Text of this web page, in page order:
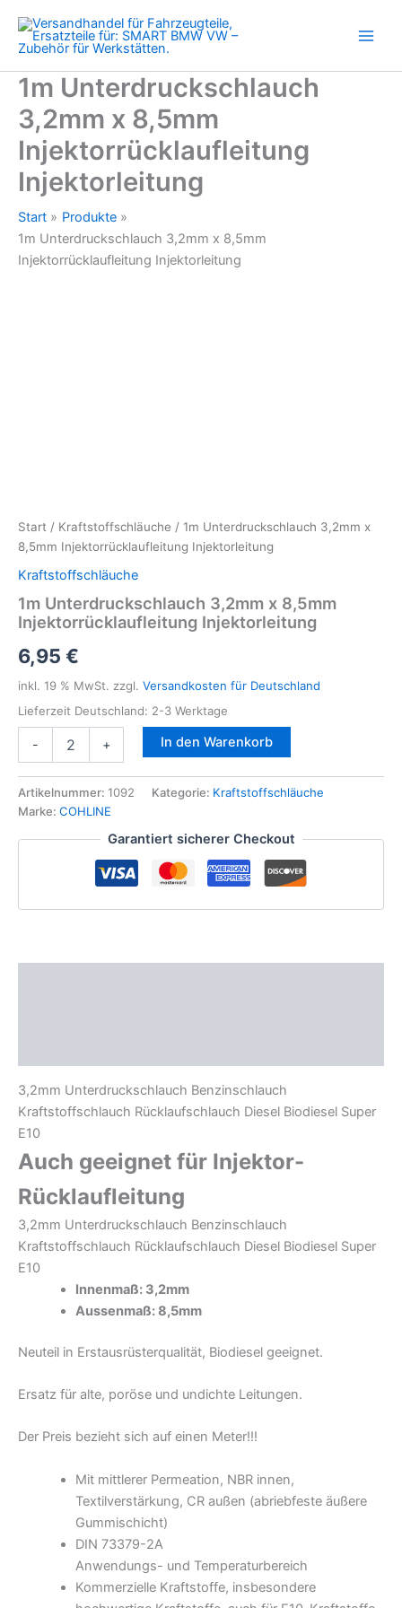
Inhalt
springen
1m Unterdruckschlauch
3,2mm x 8,5mm
Injektorrücklaufleitung
Injektorleitung
Start
Produkte
1m Unterdruckschlauch 3,2mm x 8,5mm
Injektorrücklaufleitung Injektorleitung
Start / Kraftstoffschläuche / 1m Unterdruckschlauch 3,2mm x
8,5mm Injektorrücklaufleitung Injektorleitung
Kraftstoffschläuche
1m Unterdruckschlauch 3,2mm x 8,5mm
Injektorrücklaufleitung Injektorleitung
6,95 €
inkl. 19 % MwSt. zzgl. Versandkosten für Deutschland
Lieferzeit Deutschland: 2-3 Werktage
-
Unterdruckschlauch
x
8,5mm
Injektorleitung
+ In den Warenkorb
Artikelnummer: 1092 Kategorie: Kraftstoffschläuche
Marke: COHLINE
Garantiert sicherer Checkout
3,2mm Unterdruckschlauch Benzinschlauch
Kraftstoffschlauch Rücklaufschlauch Diesel Biodiesel Super
E10
Auch geeignet für Injektor-
Rücklaufleitung
3,2mm Unterdruckschlauch Benzinschlauch
Kraftstoffschlauch Rücklaufschlauch Diesel Biodiesel Super
E10
Innenmaß: 3,2mm
Aussenmaß: 8,5mm
Neuteil in Erstausrüsterqualität, Biodiesel geeignet.
Ersatz für alte, poröse und undichte Leitungen.
Der Preis bezieht sich auf einen Meter!!!
Mit mittlerer Permeation, NBR innen,
Textilverstärkung, CR außen (abriebfeste äußere
Gummischicht)
DIN 73379-2A
Anwendungs- und Temperaturbereich
Kommerzielle Kraftstoffe, insbesondere
Injektorleitung
Menge